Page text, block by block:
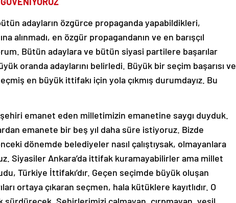
adayların özgürce propaganda yapabildikleri,
alınmadı, en özgür propagandanın ve en barışçıl
Bütün adaylara ve bütün siyasi partilere başarılar
oranda adaylarını belirledi. Büyük bir seçim başarısı ve
en büyük ittifakı için yola çıkmış durumdayız. Bu
emanet eden milletimizin emanetine saygı duyduk.
emanete bir beş yıl daha süre istiyoruz. Bizde
dönemde belediyeler nasıl çalıştıysak, olmayanlara
Siyasiler Ankara’da ittifak kuramayabilirler ama millet
Türkiye İttifakı’dır. Geçen seçimde büyük oluşan
ortaya çıkaran seçmen, hala kütüklere kayıtlıdır. O